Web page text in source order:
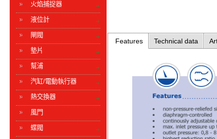
火焰捕捉器
液位計
閘閥
墊片
幫浦
汽缸/電動執行器
熱交換器
風門
蝶閥
Features Technical data